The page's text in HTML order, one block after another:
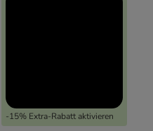
-15% Extra-Rabatt aktivieren